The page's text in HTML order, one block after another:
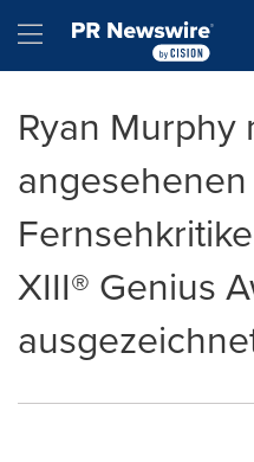
Hamburger menu
Ryan Murphy
angesehenen
XIII® Genius